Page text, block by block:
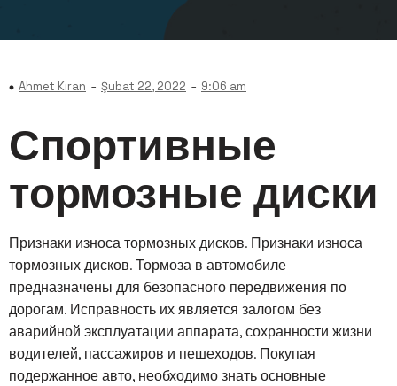
Ahmet Kıran - Şubat 22, 2022 - 9:06 am
Спортивные
тормозные диски
Признаки износа тормозных дисков. Признаки износа
тормозных дисков. Тормоза в автомобиле
предназначены для безопасного передвижения по
дорогам. Исправность их является залогом без
аварийной эксплуатации аппарата, сохранности жизни
водителей, пассажиров и пешеходов. Покупая
подержанное авто, необходимо знать основные